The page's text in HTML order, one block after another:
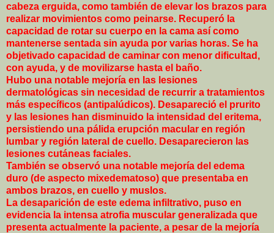
cabeza erguida, como también de elevar los brazos para
realizar movimientos como peinarse. Recuperó la
capacidad de rotar su cuerpo en la cama así como
mantenerse sentada sin ayuda por varias horas. Se ha
objetivado capacidad de caminar con menor dificultad,
con ayuda, y de movilizarse hasta el baño.
Hubo una notable mejoría en las lesiones
dermatológicas sin necesidad de recurrir a tratamientos
más específicos (antipalúdicos). Desapareció el prurito
y las lesiones han disminuido la intensidad del eritema,
persistiendo una pálida erupción macular en región
lumbar y región lateral de cuello. Desaparecieron las
lesiones cutáneas faciales.
También se observó una notable mejoría del edema
duro (de aspecto mixedematoso) que presentaba en
ambos brazos, en cuello y muslos.
La desaparición de este edema infiltrativo, puso en
evidencia la intensa atrofia muscular generalizada que
presenta actualmente la paciente, a pesar de la mejoría